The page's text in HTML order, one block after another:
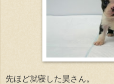
先ほど就寝した昊さん。